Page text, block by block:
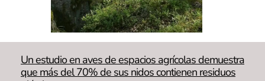
Un estudio en aves de espacios agrícolas demuestra
que más del 70% de sus nidos contienen residuos